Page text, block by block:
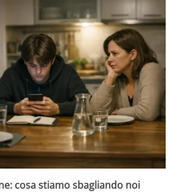
cosa stiamo sbagliando noi